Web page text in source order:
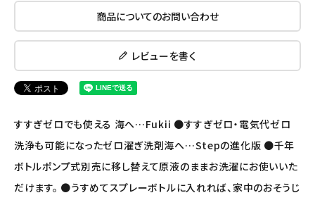
エコメイト
ナチュラプラス
アルモニベルツ
コラム・スタッフのおすすめ
商品についてのお問い合わせ
レビューを書く
すすぎゼロでも使える 海へ…Fukii ●すすぎゼロ・電気代ゼロ
洗浄も可能になったゼロ濯ぎ洗剤海へ…Stepの進化版 ●千年
ボトルポンプ式別売に移し替えて原液のままお洗濯にお使いいた
だけます。 ●うすめてスプレーボトルに入れれば、家中のおそうじ